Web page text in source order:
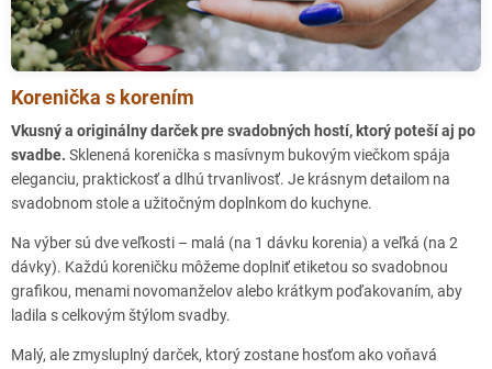
Náchod partnerská prodejna
Jičín partnerská prodejna
Trutnov partnerská prodejna
Chrudim partnerská prodejna
Ústí nad Orlicí partnerská prodejna
HAVLÍČKŮV BROD - Coffe Noll
Havlíčkovo náměstí 179
Havlíčkův Brod 580 01
Korenička s korením
Vkusný a originálny darček pre svadobných hostí, ktorý poteší aj po
svadbe. Sklenená korenička s masívnym bukovým viečkom spája
eleganciu, praktickosť a dlhú trvanlivosť. Je krásnym detailom na
svadobnom stole a užitočným doplnkom do kuchyne.
Na výber sú dve veľkosti – malá (na 1 dávku korenia) a veľká (na 2
dávky). Každú koreničku môžeme doplniť etiketou so svadobnou
grafikou, menami novomanželov alebo krátkym poďakovaním, aby
ladila s celkovým štýlom svadby.
Malý, ale zmysluplný darček, ktorý zostane hosťom ako voňavá